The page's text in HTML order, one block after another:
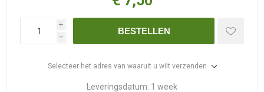
i
h
BESTELLEN
Selecteer het adres van waaruit u wilt verzenden
Leveringsdatum: 1 week